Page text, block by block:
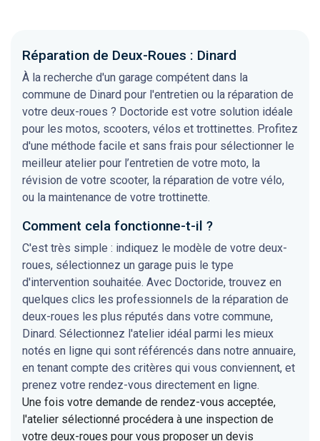
Réparation de Deux-Roues : Dinard
À la recherche d'un garage compétent dans la
commune de Dinard pour l'entretien ou la réparation de
votre deux-roues ? Doctoride est votre solution idéale
pour les motos, scooters, vélos et trottinettes. Profitez
d'une méthode facile et sans frais pour sélectionner le
meilleur atelier pour l’entretien de votre moto, la
révision de votre scooter, la réparation de votre vélo,
ou la maintenance de votre trottinette.
Comment cela fonctionne-t-il ?
C'est très simple : indiquez le modèle de votre deux-
roues, sélectionnez un garage puis le type
d'intervention souhaitée. Avec Doctoride, trouvez en
quelques clics les professionnels de la réparation de
deux-roues les plus réputés dans votre commune,
Dinard. Sélectionnez l'atelier idéal parmi les mieux
notés en ligne qui sont référencés dans notre annuaire,
en tenant compte des critères qui vous conviennent, et
prenez votre rendez-vous directement en ligne.
Une fois votre demande de rendez-vous acceptée,
l'atelier sélectionné procédera à une inspection de
votre deux-roues pour vous proposer un devis